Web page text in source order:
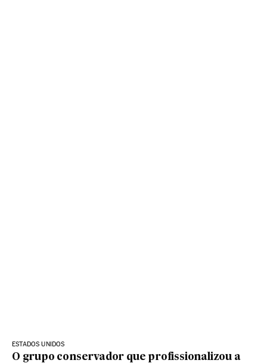
ESTADOS UNIDOS
O grupo conservador que profissionalizou a